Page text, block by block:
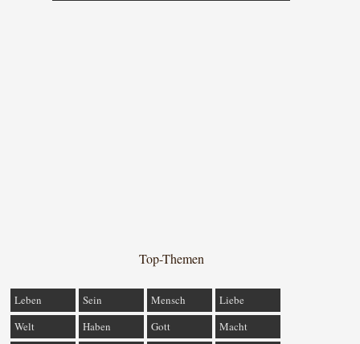
Top-Themen
Leben Sein Mensch
Liebe
Welt
Haben Gott Macht